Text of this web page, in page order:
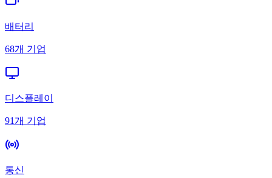
배터리
68개 기업
디스플레이
91개 기업
통신